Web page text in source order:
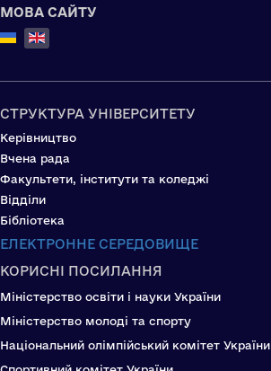
МОВА САЙТУ
Select your language
СТРУКТУРА УНІВЕРСИТЕТУ
Керівництво
Вчена рада
Факультети, інститути та коледжі
Відділи
Бібліотека
ЕЛЕКТРОННЕ СЕРЕДОВИЩЕ
КОРИСНІ ПОСИЛАННЯ
Міністерство освіти і науки України
Міністерство молоді та спорту
Національний олімпійський комітет України